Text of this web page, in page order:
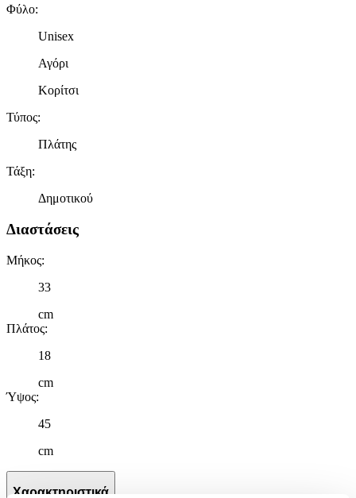
Φύλο:
Unisex
Αγόρι
Κορίτσι
Τύπος:
Πλάτης
Τάξη:
Δημοτικού
Διαστάσεις
Μήκος:
33
cm
Πλάτος:
18
cm
Ύψος:
45
cm
Χαρακτηριστικά